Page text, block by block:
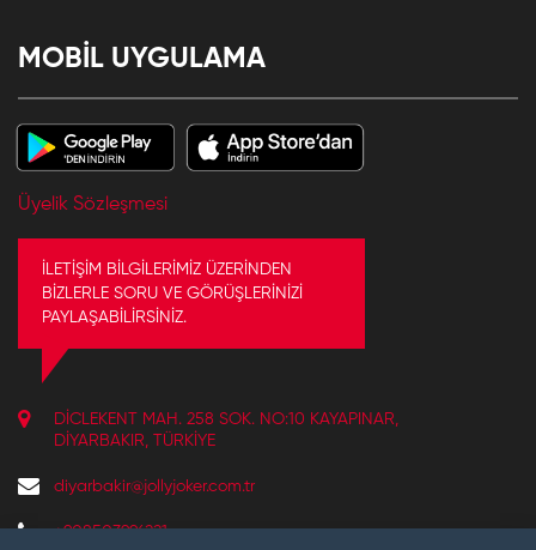
MOBİL UYGULAMA
Üyelik Sözleşmesi
İLETİŞİM BİLGİLERİMİZ ÜZERİNDEN
BİZLERLE SORU VE GÖRÜŞLERİNİZİ
PAYLAŞABİLİRSİNİZ.
DICLEKENT MAH. 258 SOK. NO:10 KAYAPINAR,
DIYARBAKIR, TÜRKIYE
diyarbakir@jollyjoker.com.tr
+908503996221